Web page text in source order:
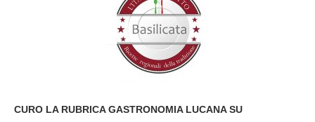
CURO LA RUBRICA GASTRONOMIA LUCANA SU